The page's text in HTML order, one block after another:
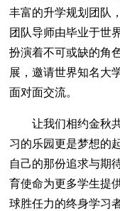
丰富的升学规划团队
团队导师由毕业于世
扮演着不可或缺的角
展，邀请世界知名大
面对面交流。
让我们相约金秋共
习的乐园更是梦想的
自己的那份追求与期
育使命为更多学生提
球胜任力的终身学习